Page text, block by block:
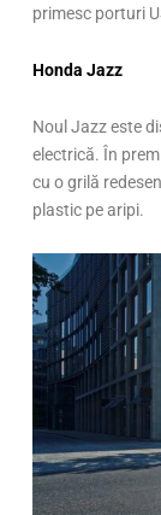
primesc porturi
Honda Jazz
Noul Jazz este
electrică. În
cu o grilă
plastic pe aripi.